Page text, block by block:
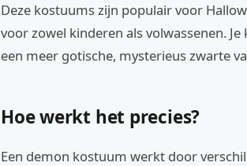
Deze kostuums zijn populair voor
voor zowel kinderen als volwassenen.
een meer gotische, mysterieus zwarte
Hoe werkt het precies?
Een demon kostuum werkt door